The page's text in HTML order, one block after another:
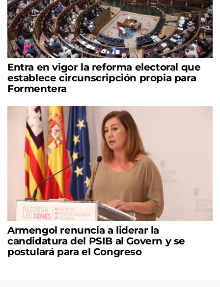
Entra en vigor la reforma electoral que
establece circunscripción propia para
Formentera
Armengol renuncia a liderar la
candidatura del PSIB al Govern y se
postulará para el Congreso